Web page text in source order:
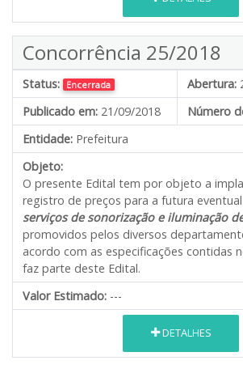
Concorrência 25/2018
Status: Encerrada Abertura:
Publicado em: 21/09/2018
Número
Entidade: Prefeitura
Objeto:
O presente Edital tem por objeto a
registro de preços para a futura eventual
serviços de sonorização e iluminação
promovidos pelos diversos
acordo com as especificações contidas
faz parte deste Edital.
Valor Estimado: ---
DETALHES